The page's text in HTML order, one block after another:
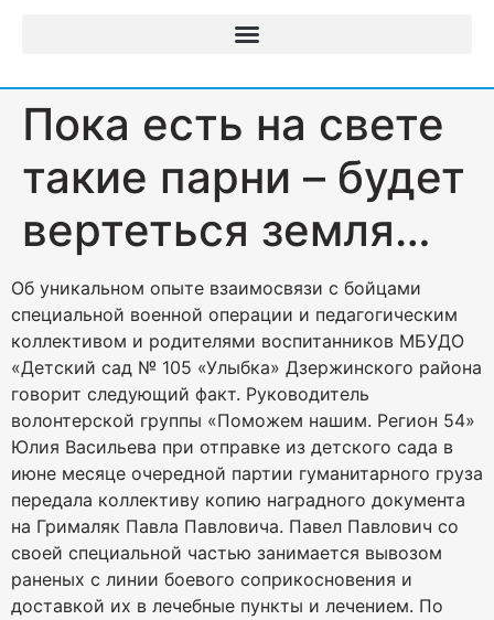
Пока есть на свете
такие парни – будет
вертеться земля…
Об уникальном опыте взаимосвязи с бойцами
специальной военной операции и педагогическим
коллективом и родителями воспитанников МБУДО
«Детский сад № 105 «Улыбка» Дзержинского района
говорит следующий факт. Руководитель
волонтерской группы «Поможем нашим. Регион 54»
Юлия Васильева при отправке из детского сада в
июне месяце очередной партии гуманитарного груза
передала коллективу копию наградного документа
на Грималяк Павла Павловича. Павел Павлович со
своей специальной частью занимается вывозом
раненых с линии боевого соприкосновения и
доставкой их в лечебные пункты и лечением. По